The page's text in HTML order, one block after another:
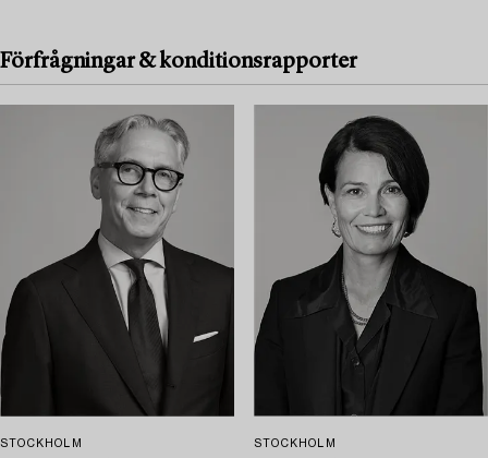
Förfrågningar & konditionsrapporter
STOCKHOLM STOCKHOLM